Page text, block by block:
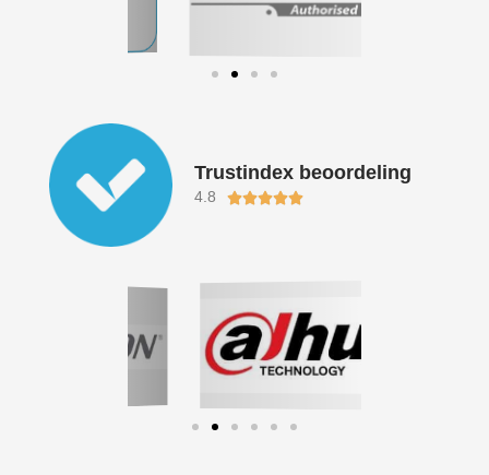
Trustindex beoordeling
4.8 Waardering